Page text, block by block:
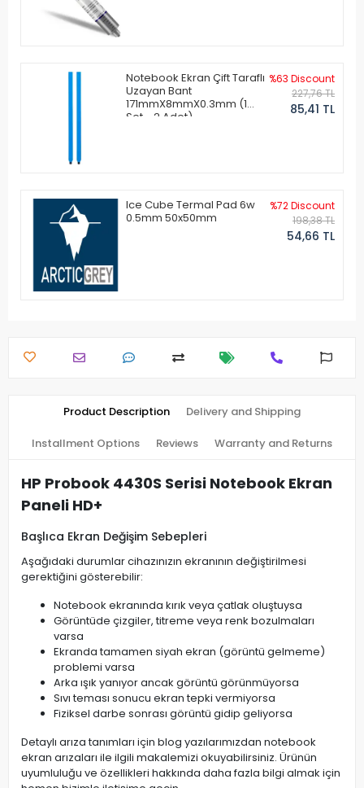
Notebook Ekran Çift Taraflı
Uzayan Bant
171mmX8mmX0.3mm (1
Set - 2 Adet)
%63 Discount
227,76 TL
85,41 TL
Ice Cube Termal Pad 6w
0.5mm 50x50mm
%72 Discount
198,38 TL
54,66 TL
Product Description Delivery and Shipping
Installment Options Reviews Warranty and Returns
HP Probook 4430S Serisi Notebook Ekran
Paneli HD+
Başlıca Ekran Değişim Sebepleri
Aşağıdaki durumlar cihazınızın ekranının değiştirilmesi
gerektiğini gösterebilir:
Notebook ekranında kırık veya çatlak oluştuysa
Görüntüde çizgiler, titreme veya renk bozulmaları
varsa
Ekranda tamamen siyah ekran (görüntü gelmeme)
problemi varsa
Arka ışık yanıyor ancak görüntü görünmüyorsa
Sıvı teması sonucu ekran tepki vermiyorsa
Fiziksel darbe sonrası görüntü gidip geliyorsa
Detaylı arıza tanımları için blog yazılarımızdan notebook
ekran arızaları ile ilgili makalemizi okuyabilirsiniz. Ürünün
uyumluluğu ve özellikleri hakkında daha fazla bilgi almak için